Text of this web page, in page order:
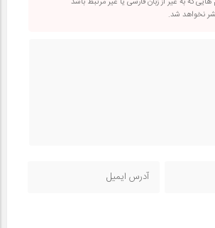
نخواهد شد.